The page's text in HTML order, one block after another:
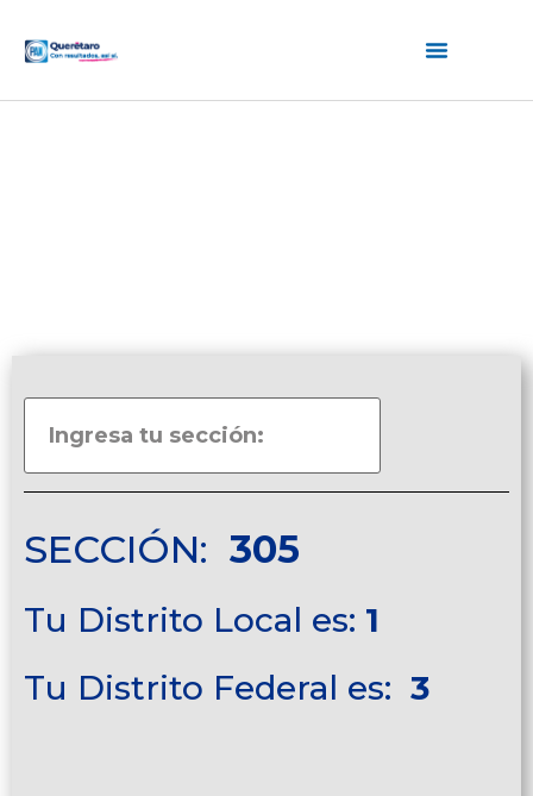
SECCIÓN: 305
Tu Distrito Local es: 1
Tu Distrito Federal es: 3